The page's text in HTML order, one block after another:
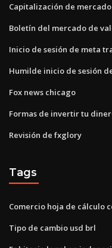
Capitalización de
Boletín del mercado de
Inicio de sesión de meta
Humilde inicio de sesión
Fox news chicago
Formas de invertir tu
Revisión de fxglory
Tags
Comercio hoja de cálculo
Tipo de cambio usd brl